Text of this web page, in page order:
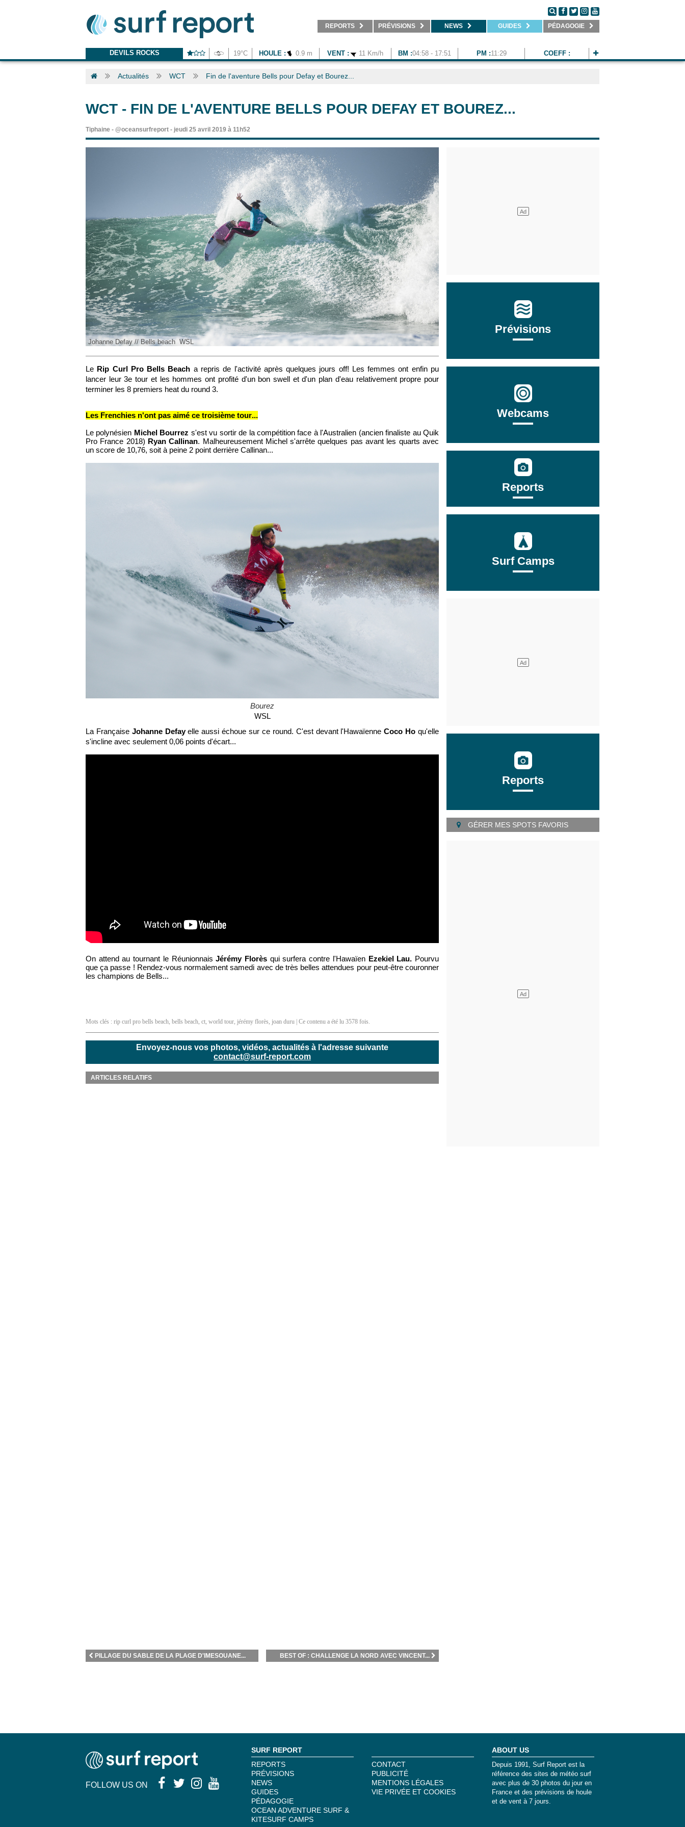
REPORTS PRÉVISIONS NEWS GUIDES PÉDAGOGIE
DEVILS ROCKS 19°C HOULE : 0.9 m VENT : 11 Km/h BM :04:58 - 17:51 PM :11:29 COEFF :
Actualités WCT Fin de l'aventure Bells pour Defay et Bourez...
WCT - FIN DE L'AVENTURE BELLS POUR DEFAY ET BOUREZ...
Tiphaine - @oceansurfreport - jeudi 25 avril 2019 à 11h52
Johanne Defay // Bells beach WSL
Le Rip Curl Pro Bells Beach a repris de l'activité après quelques jours off! Les femmes ont enfin pu
lancer leur 3e tour et les hommes ont profité d'un bon swell et d'un plan d'eau relativement propre pour
terminer les 8 premiers heat du round 3.
Les Frenchies n'ont pas aimé ce troisième tour...
Le polynésien Michel Bourrez s'est vu sortir de la compétition face à l'Australien (ancien finaliste au Quik
Pro France 2018) Ryan Callinan. Malheureusement Michel s'arrête quelques pas avant les quarts avec
un score de 10,76, soit à peine 2 point derrière Callinan...
Bourez
WSL
La Française Johanne Defayelle aussi échoue sur ce round. C'est devant l'Hawaïenne Coco Ho qu'elle
s'incline avec seulement 0,06 points d'écart...
On attend au tournant le RéunionnaisJérémy Florès qui surfera contre l'Hawaïen Ezekiel Lau. Pourvu
que ça passe ! Rendez-vous normalement samedi avec de très belles attendues pour peut-être couronner
les champions de Bells...
Mots clés : rip curl pro bells beach bells beach ct world tour jérémy florès joan duru | Ce contenu a été lu 3578 fois.
Envoyez-nous vos photos, vidéos, actualités à l'adresse suivante
contact@surf-report.com
ARTICLES RELATIFS
BEST OF : CHALLENGE LA NORD AVEC VINCENT...
PILLAGE DU SABLE DE LA PLAGE D'IMESOUANE...
Prévisions
Webcams
Reports
Surf Camps
Reports
GÉRER MES SPOTS FAVORIS
FOLLOW US ON
SURF REPORT
REPORTS
PRÉVISIONS
NEWS
GUIDES
PÉDAGOGIE
OCEAN ADVENTURE SURF &
KITESURF CAMPS
CONTACT
PUBLICITÉ
MENTIONS LÉGALES
VIE PRIVÉE ET COOKIES
ABOUT US
Depuis 1991, Surf Report est la
référence des sites de météo surf
avec plus de 30 photos du jour en
France et des prévisions de houle
et de vent à 7 jours.